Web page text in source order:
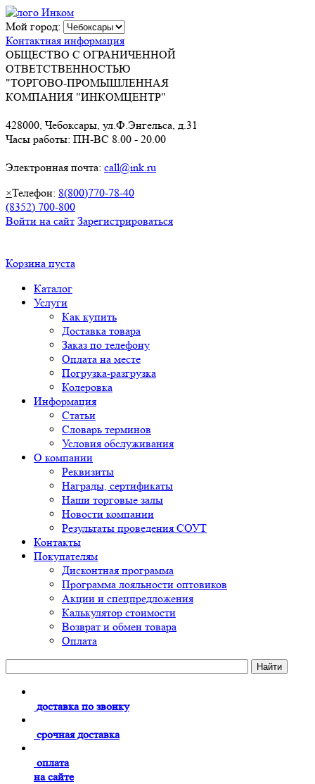
Мой город:
Контактная информация
ОБЩЕСТВО С ОГРАНИЧЕННОЙ
ОТВЕТСТВЕННОСТЬЮ
"ТОРГОВО-ПРОМЫШЛЕННАЯ
КОМПАНИЯ "ИНКОМЦЕНТР"
428000, Чебоксары, ул.Ф.Энгельса, д.31
Часы работы: ПН-ВС 8.00 - 20.00
Электронная почта: call@ink.ru
×Телефон: 8(800)770-78-40
(8352) 700-800
Войти на сайт Зарегистрироваться
Корзина пуста
Каталог
Услуги
Как купить
Доставка товара
Заказ по телефону
Оплата на месте
Погрузка-разгрузка
Колеровка
Информация
Статьи
Словарь терминов
Условия обслуживания
О компании
Реквизиты
Награды, сертификаты
Наши торговые залы
Новости компании
Результаты проведения СОУТ
Контакты
Покупателям
Дисконтная программа
Программа лояльности оптовиков
Акции и спецпредложения
Калькулятор стоимости
Возврат и обмен товара
Оплата
доставка по звонку
срочная доставка
оплата
на сайте